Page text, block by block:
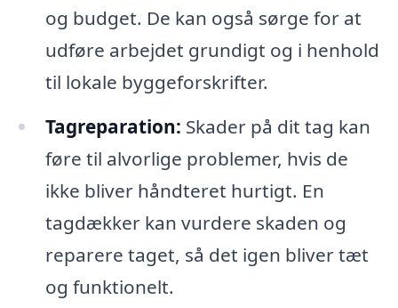
og budget. De kan også sørge for at
udføre arbejdet grundigt og i henhold
til lokale byggeforskrifter.
Tagreparation: Skader på dit tag kan
føre til alvorlige problemer, hvis de
ikke bliver håndteret hurtigt. En
tagdækker kan vurdere skaden og
reparere taget, så det igen bliver tæt
og funktionelt.